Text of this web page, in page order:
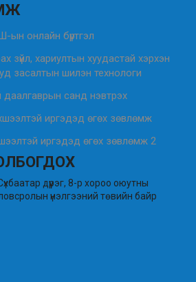
ын онлайн бүртгэл
зүйл, хариултын хуудастай хэрхэн
засалтын шилэн технологи
даалгаврын санд нэвтрэх
иргэдэд өгөх зөвлөмж
иргэдэд өгөх зөвлөмж 2
дүүрэг, 8-р хороо оюутны
үнэлгээний төвийн байр